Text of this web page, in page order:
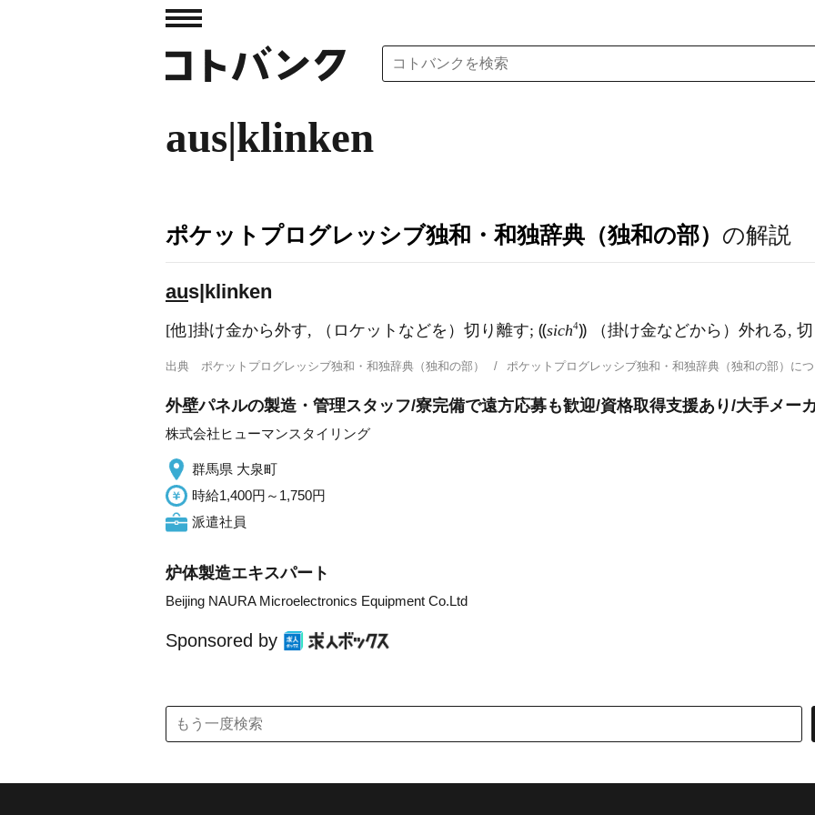
aus|klinken
ポケットプログレッシブ独和・和独辞典（独和の部） の解説
aus|klinken
[他]掛け金から外す, （ロケットなどを）切り離す; ⸨sich4⸩ （掛け金などから）外れる,
出典 ポケットプログレッシブ独和・和独辞典（独和の部） ポケットプログレッシブ独和・和独辞典（独和の部）
外壁パネルの製造・管理スタッフ/寮完備で遠方応募も歓迎/資格取得支援あり/大手メー
株式会社ヒューマンスタイリング
群馬県 大泉町
時給1,400円～1,750円
派遣社員
炉体製造エキスパート
Beijing NAURA Microelectronics Equipment Co.Ltd
Sponsored by